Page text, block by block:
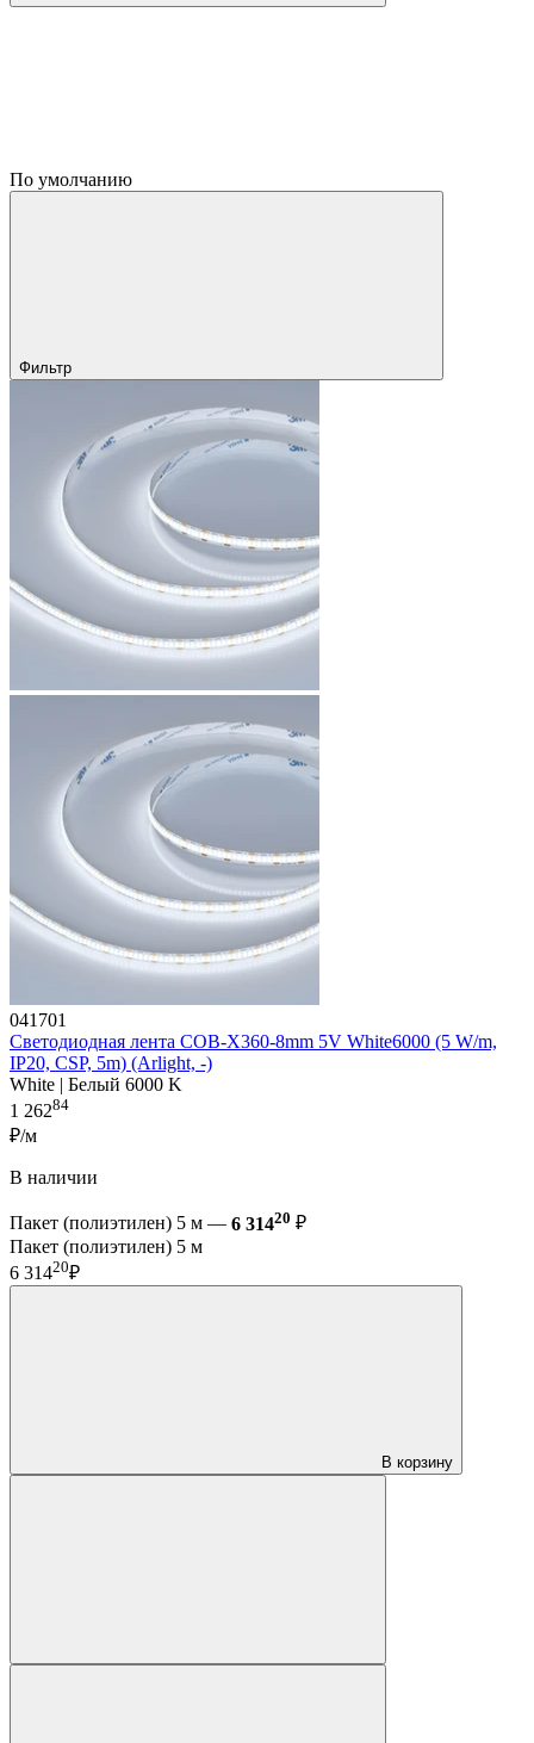
По умолчанию
Фильтр
041701
Светодиодная лента COB-X360-8mm 5V White6000 (5 W/m,
IP20, CSP, 5m) (Arlight, -)
White | Белый 6000 K
1 26284
₽/м
В наличии
Пакет (полиэтилен) 5 м — 6 31420 ₽
Пакет (полиэтилен) 5 м
6 31420₽
В корзину